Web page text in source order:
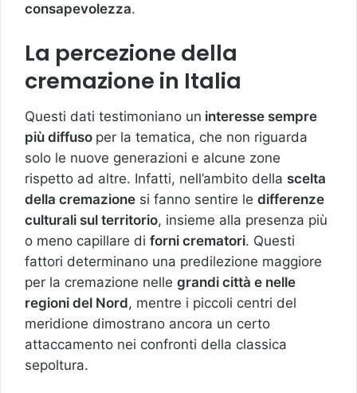
consapevolezza.
La percezione della
cremazione in Italia
Questi dati testimoniano un interesse sempre
più diffuso per la tematica, che non riguarda
solo le nuove generazioni e alcune zone
rispetto ad altre. Infatti, nell’ambito della scelta
della cremazione si fanno sentire le differenze
culturali sul territorio, insieme alla presenza più
o meno capillare di forni crematori. Questi
fattori determinano una predilezione maggiore
per la cremazione nelle grandi città e nelle
regioni del Nord, mentre i piccoli centri del
meridione dimostrano ancora un certo
attaccamento nei confronti della classica
sepoltura.